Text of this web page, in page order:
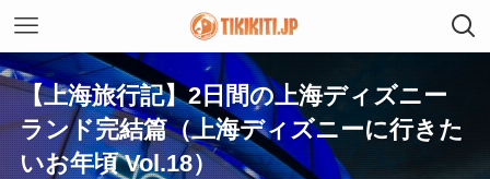
【上海旅行記】2日間の上海ディズニー
ランド完結篇（上海ディズニーに行きた
いお年頃 Vol.18）